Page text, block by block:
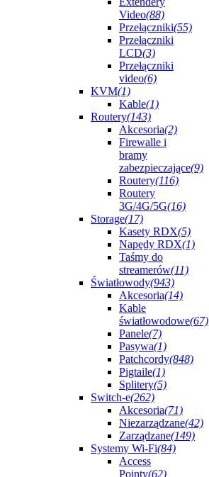
Video(88)
Przełączniki(55)
Przełączniki
LCD(3)
Przełączniki
video(6)
KVM(1)
Kable(1)
Routery(143)
Akcesoria(2)
Firewalle i
bramy
zabezpieczające(9)
Routery(116)
Routery
3G/4G/5G(16)
Storage(17)
Kasety RDX(5)
Napędy RDX(1)
Taśmy do
streamerów(11)
Światłowody(943)
Akcesoria(14)
Kable
światłowodowe(67)
Panele(7)
Pasywa(1)
Patchcordy(848)
Pigtaile(1)
Splitery(5)
Switch-e(262)
Akcesoria(71)
Niezarządzane(42)
Zarządzane(149)
Systemy Wi-Fi(84)
Access
Pointy(62)